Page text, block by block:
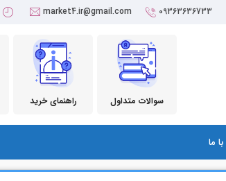
09363636733
market4.ir@gmail.com
راهنمای خرید سوالات متداول
ما